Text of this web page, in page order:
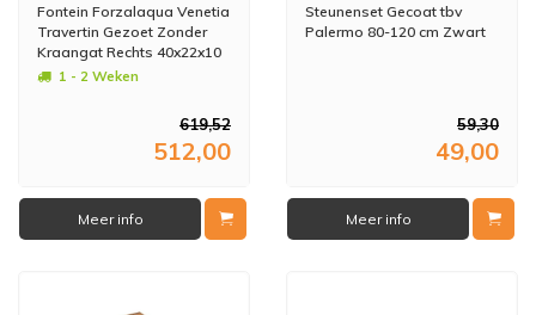
Fontein Forzalaqua Venetia
Travertin Gezoet Zonder
Kraangat Rechts 40x22x10
cm 1 - 2 Weken
619,52
512,00
Meer info
Steunenset Gecoat tbv
Palermo 80-120 cm Zwart
59,30
49,00
Meer info